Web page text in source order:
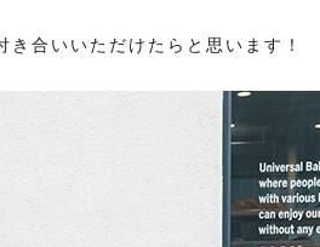
合いいただけたらと思います！